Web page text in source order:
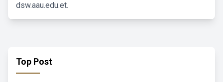
dsw.aau.edu.et.
Top Post